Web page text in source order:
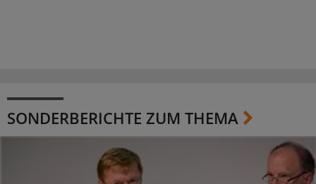
SONDERBERICHTE ZUM THEMA